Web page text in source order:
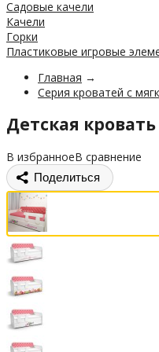
Садовые качели
Качели
Горки
Пластиковые игровые
Главная →
Серия кроватей с
Детская
В избранноеВ сравнение
Поделиться